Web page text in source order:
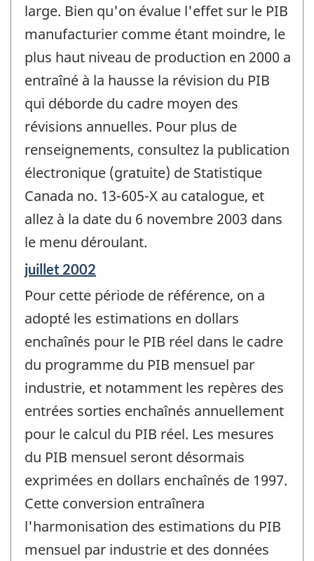
large. Bien qu'on évalue l'effet sur le PIB
manufacturier comme étant moindre, le
plus haut niveau de production en 2000 a
entraîné à la hausse la révision du PIB
qui déborde du cadre moyen des
révisions annuelles. Pour plus de
renseignements, consultez la publication
électronique (gratuite) de Statistique
Canada no. 13-605-X au catalogue, et
allez à la date du 6 novembre 2003 dans
le menu déroulant.
Période
référence
de
changement
-
juillet 2002
Pour cette période de référence, on a
adopté les estimations en dollars
enchaînés pour le PIB réel dans le cadre
du programme du PIB mensuel par
industrie, et notamment les repères des
entrées sorties enchaînés annuellement
pour le calcul du PIB réel. Les mesures
du PIB mensuel seront désormais
exprimées en dollars enchaînés de 1997.
Cette conversion entraînera
l'harmonisation des estimations du PIB
mensuel par industrie et des données